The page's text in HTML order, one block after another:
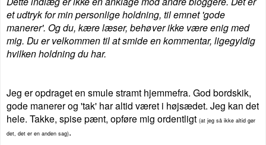
et udtryk for min personlige holdning, til emnet 'gode
manerer'. Og du, kære læser, behøver ikke være enig med
mig. Du er velkommen til at smide en kommentar, ligegyldig
hvilken holdning du har.
Jeg er opdraget en smule stramt hjemmefra. God bordskik,
gode manerer og 'tak' har altid været i højsædet. Jeg kan det
hele. Takke, spise pænt, opføre mig ordentligt (at jeg så ikke altid gør
det, det er en anden sag).